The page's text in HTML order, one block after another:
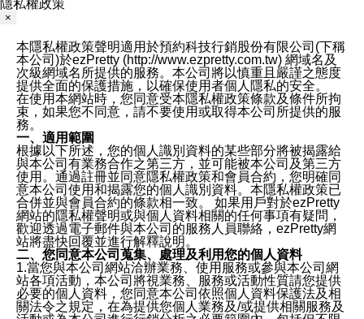
隱私權政策
×
本隱私權政策聲明適用於預約科技行銷股份有限公司(下稱
本公司)於ezPretty (http://www.ezpretty.com.tw) 網域名及
次級網域名所提供的服務。本公司將以慎重且嚴謹之態度
提供全面的保護措施，以確保使用者個人隱私的安全。
在使用本網站時，您同意受本隱私權政策條款及條件所拘
束，如果您不同意，請不要使用或取得本公司所提供的服
務。
一、適用範圍
根據以下所述，您的個人識別資料的某些部分將被揭露給
與本公司有業務合作之第三方，並可能被本公司及第三方
使用。通過註冊並同意隱私權政策和會員合約，您明確同
意本公司使用和揭露您的個人識別資料。本隱私權政策已
合併並與會員合約的條款相一致。 如果用戶對於ezPretty
網站的隱私權聲明或與個人資料相關的任何事項有疑問，
歡迎透過電子郵件與本公司的服務人員聯絡，ezPretty網
站將盡快回覆並進行解釋說明。
二、您同意本公司蒐集、處理及利用您的個人資料
1.當您與本公司網站洽辦業務、使用服務或參與本公司網
站各項活動，本公司將視業務、服務或活動性質請您提供
必要的個人資料，您同意本公司依照個人資料保護法及相
關法令之規定，在為提供您個人業務及/或提供相關服務及